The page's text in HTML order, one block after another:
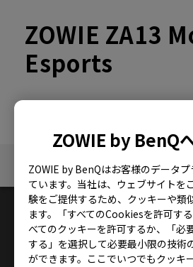
ZOWIE by BenQ
ZOWIE by BenQはお客様のデータ
ています。当社は、ウェブサイトを
験をご提供するため、クッキーや類
ます。「すべてのCookiesを許可す
べてのクッキーを許可するか、「必
する」を選択して必要最小限の技術
ができます。ここでいつでもクッキ
ZOWIE ZA13
Esports
1 結果